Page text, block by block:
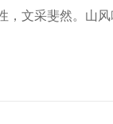
文采斐然。山